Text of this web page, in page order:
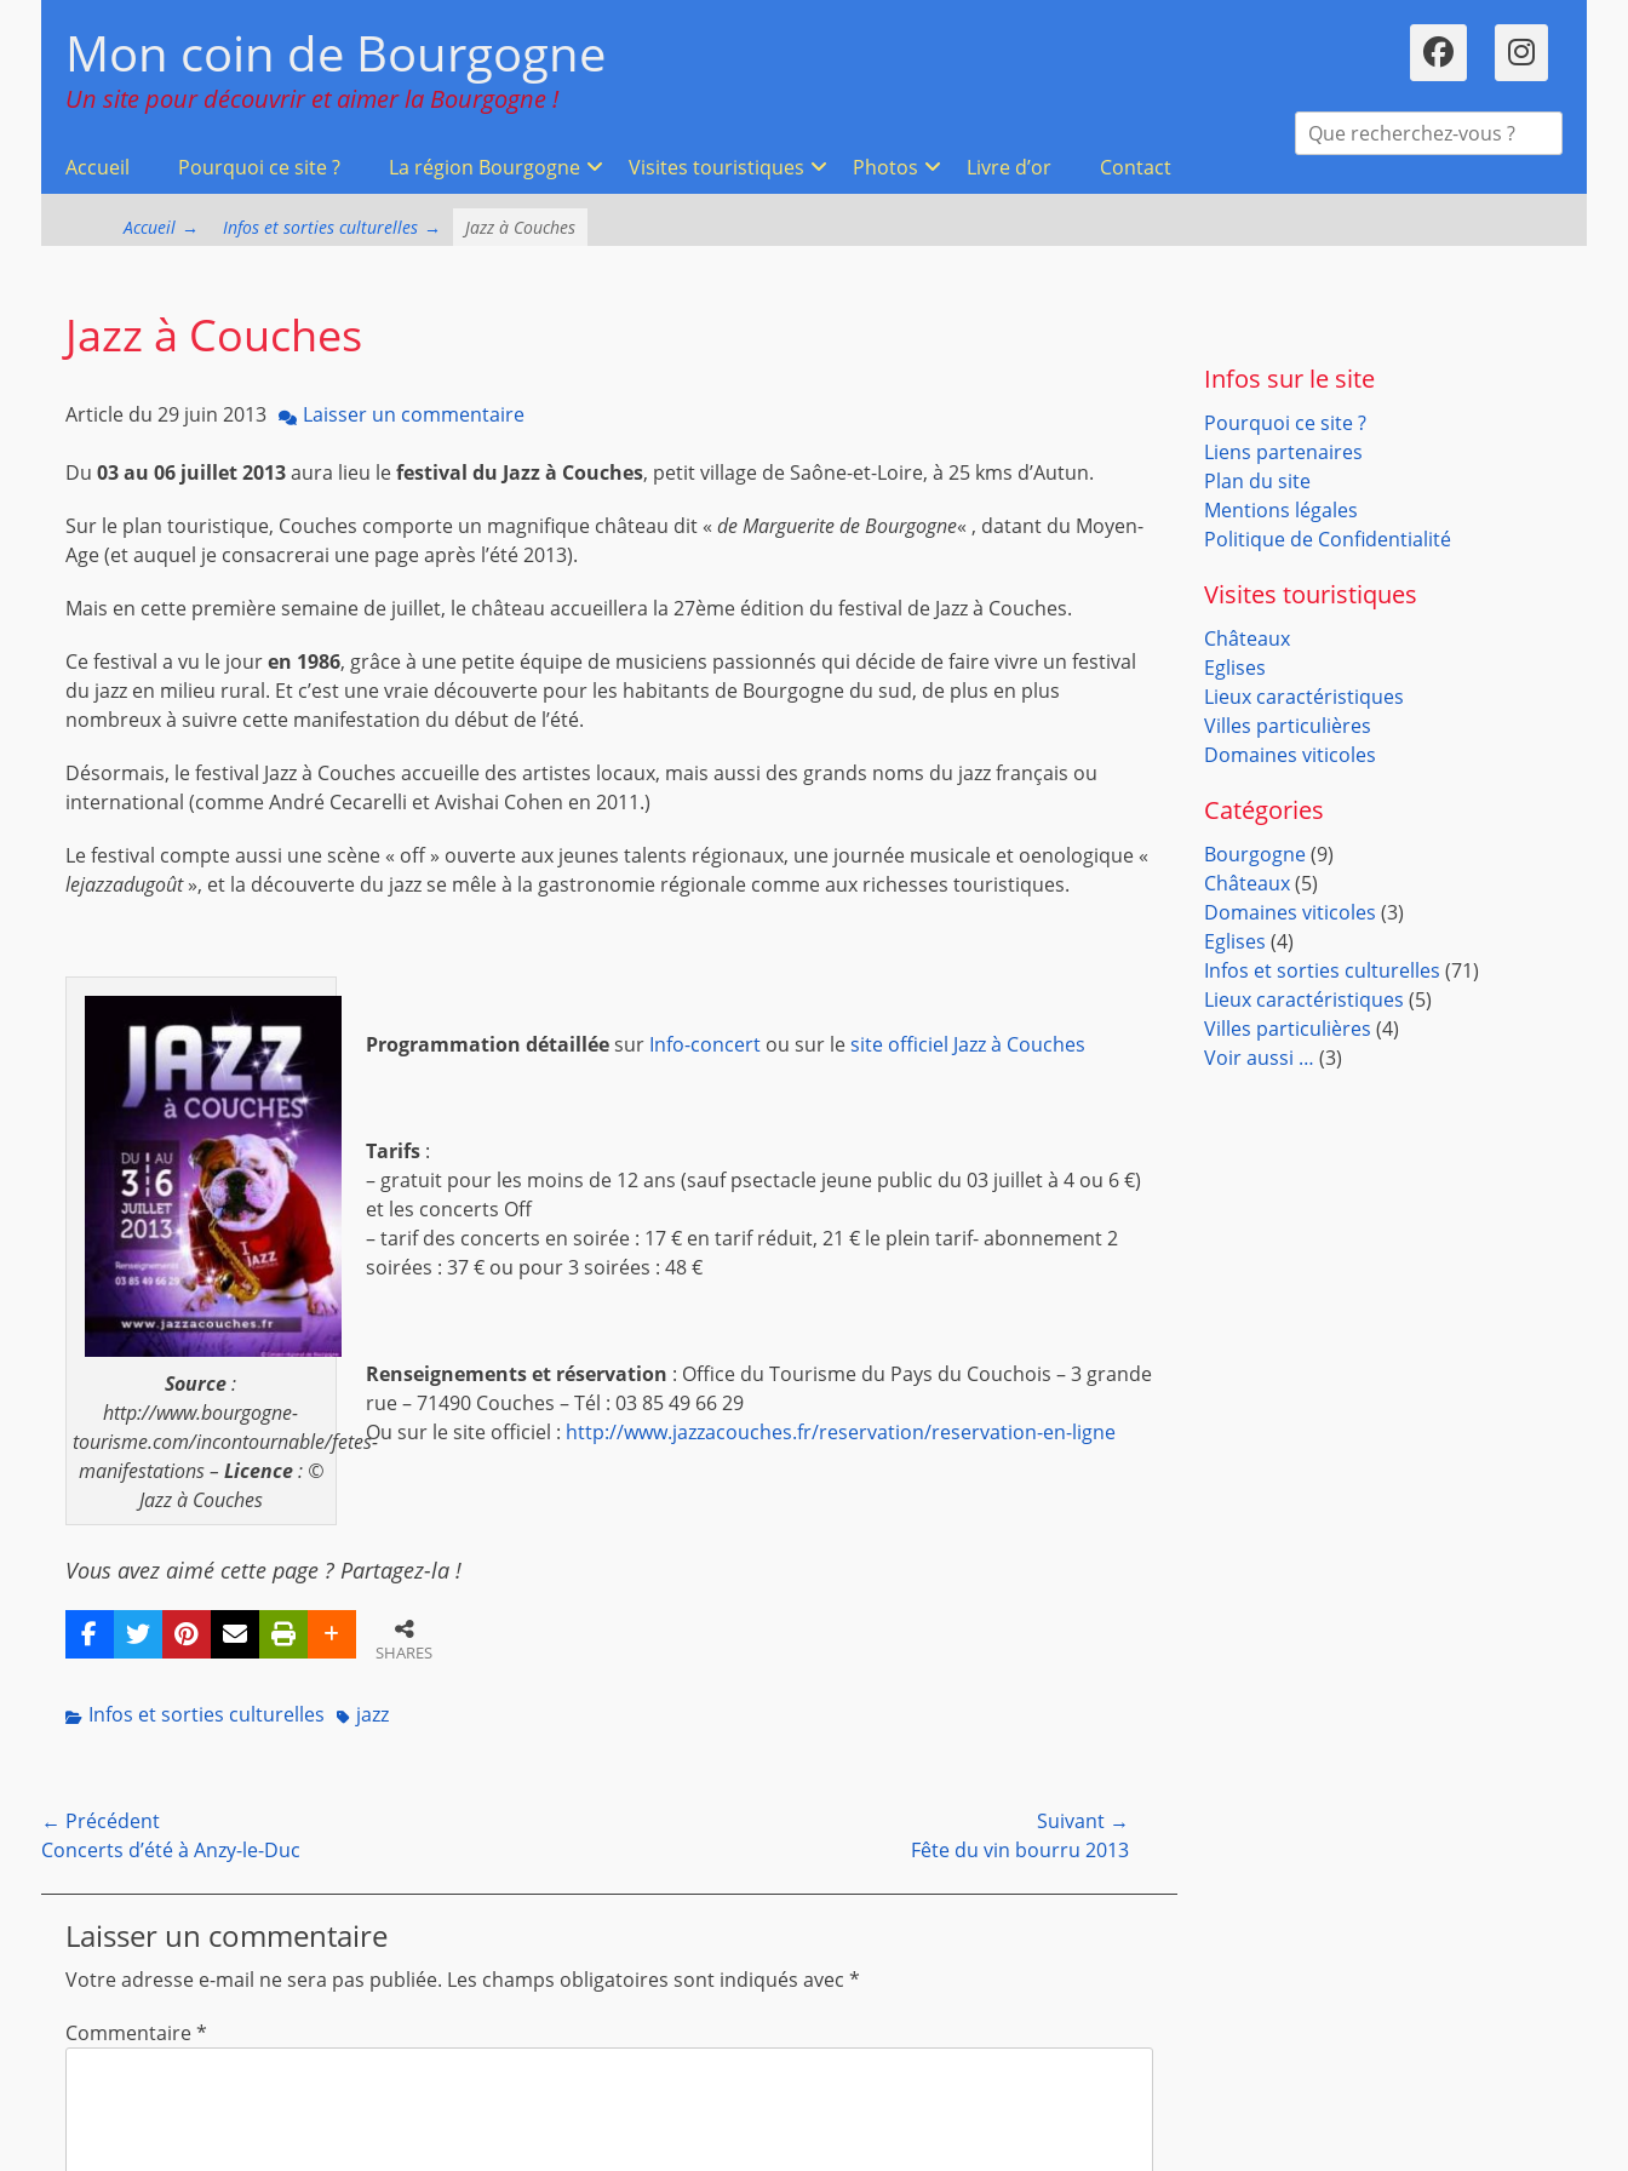
Mon coin de Bourgogne
Un site pour découvrir et aimer la Bourgogne !
Recherche
pour :
contenu
Accueil Pourquoi ce site ? La région Bourgogne Visites touristiques Photos Livre d’or Contact
Accueil → Infos et sorties culturelles → Jazz à Couches
Jazz à Couches
Article du 29 juin 2013 Laisser un commentaire
Du 03 au 06 juillet 2013aura lieu lefestival du Jazz à Couches, petit village de Saône-et-Loire, à 25 kms d’Autun.
Sur le plan touristique, Couches comporte un magnifique château dit « de Marguerite de Bourgogne« , datant du Moyen-
Age (et auquel je consacrerai une page après l’été 2013).
Mais en cette première semaine de juillet, le château accueillera la 27ème édition du festival de Jazz à Couches.
Ce festival a vu le jouren 1986, grâce à une petite équipe de musiciens passionnés qui décide de faire vivre un festival
du jazz en milieu rural. Et c’est une vraie découverte pour les habitants de Bourgogne du sud, de plus en plus
nombreux à suivre cette manifestation du début de l’été.
Désormais, le festival Jazz à Couches accueille des artistes locaux, mais aussi des grands noms du jazz français ou
international (comme André Cecarelli et Avishai Cohen en 2011.)
Le festival compte aussi une scène « off » ouverte aux jeunes talents régionaux, une journée musicale et oenologique «
lejazzadugoût», et la découverte du jazz se mêle à la gastronomie régionale comme aux richesses touristiques.
Source:
http://www.bourgogne-
tourisme.com/incontournable/fetes-
manifestations – Licence: ©
Jazz à Couches
Programmation détailléesur Info-concertou sur lesite officiel Jazz à Couches
Tarifs:
– gratuit pour les moins de 12 ans (sauf psectacle jeune public du 03 juillet à 4 ou 6 €)
et les concerts Off
– tarif des concerts en soirée : 17 € en tarif réduit, 21 € le plein tarif- abonnement 2
soirées : 37 € ou pour 3 soirées : 48 €
Renseignements et réservation : Office du Tourisme du Pays du Couchois – 3 grande
rue – 71490 Couches – Tél : 03 85 49 66 29
Ou sur le site officiel : http://www.jazzacouches.fr/reservation/reservation-en-ligne
Vous avez aimé cette page ? Partagez-la !
SHARES
Categories
Infos et sorties culturelles Tags
jazz
Navigation
de
l’article
← Précédent
Article
Concerts d’été à Anzy-le-Duc
Suivant →
Fête du vin bourru 2013
Laisser un commentaire
Votre adresse e-mail ne sera pas publiée. Les champs obligatoires sont indiqués avec *
Commentaire*
Infos sur le site
Pourquoi ce site ?
Liens partenaires
Plan du site
Mentions légales
Politique de Confidentialité
Visites touristiques
Châteaux
Eglises
Lieux caractéristiques
Villes particulières
Domaines viticoles
Catégories
Bourgogne(9)
Châteaux(5)
Domaines viticoles (3)
Eglises (4)
Infos et sorties culturelles (71)
Lieux caractéristiques (5)
Villes particulières (4)
Voir aussi … (3)